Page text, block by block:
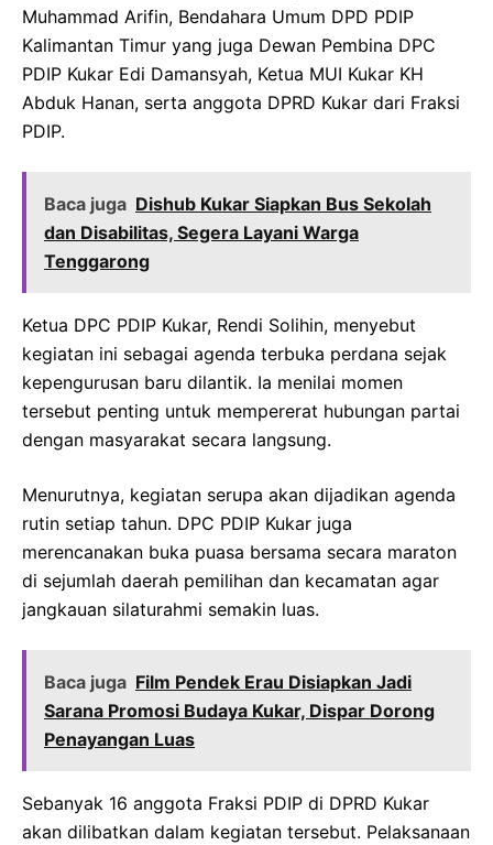
Muhammad Arifin, Bendahara Umum DPD PDIP
Kalimantan Timur yang juga Dewan Pembina DPC
PDIP Kukar Edi Damansyah, Ketua MUI Kukar KH
Abduk Hanan, serta anggota DPRD Kukar dari Fraksi
PDIP.
Baca juga Dishub Kukar Siapkan Bus Sekolah
dan Disabilitas, Segera Layani Warga
Tenggarong
Ketua DPC PDIP Kukar, Rendi Solihin, menyebut
kegiatan ini sebagai agenda terbuka perdana sejak
kepengurusan baru dilantik. Ia menilai momen
tersebut penting untuk mempererat hubungan partai
dengan masyarakat secara langsung.
Menurutnya, kegiatan serupa akan dijadikan agenda
rutin setiap tahun. DPC PDIP Kukar juga
merencanakan buka puasa bersama secara maraton
di sejumlah daerah pemilihan dan kecamatan agar
jangkauan silaturahmi semakin luas.
Baca juga Film Pendek Erau Disiapkan Jadi
Sarana Promosi Budaya Kukar, Dispar Dorong
Penayangan Luas
Sebanyak 16 anggota Fraksi PDIP di DPRD Kukar
akan dilibatkan dalam kegiatan tersebut. Pelaksanaan